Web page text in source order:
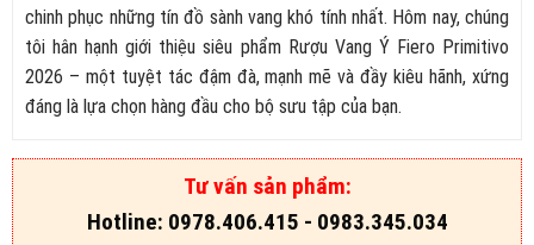
chinh phục những tín đồ sành vang khó tính nhất. Hôm nay, chúng
tôi hân hạnh giới thiệu siêu phẩm Rượu Vang Ý Fiero Primitivo
2026 – một tuyệt tác đậm đà, mạnh mẽ và đầy kiêu hãnh, xứng
đáng là lựa chọn hàng đầu cho bộ sưu tập của bạn.
Tư vấn sản phẩm:
Hotline: 0978.406.415 - 0983.345.034